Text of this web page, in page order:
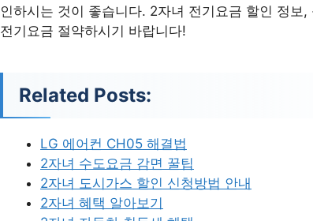
인하시는 것이 좋습니다. 2자녀 전기요금 할인 정보
전기요금 절약하시기 바랍니다!
Related Posts:
LG 에어컨 CH05 해결법
2자녀 수도요금 감면 꿀팁
2자녀 도시가스 할인 신청방법 안내
2자녀 혜택 알아보기